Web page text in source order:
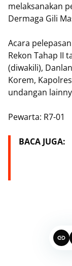
melaksanakan
Dermaga Gili
Acara
Rekon Tahap II
(diwakili),
Korem,
undangan
Pewarta: R7-01
BACA JUGA: